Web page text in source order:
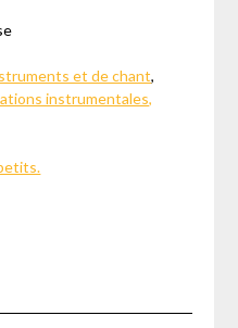
et de chant,
instrumentales,